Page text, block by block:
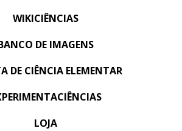
WIKICIÊNCIAS
DE IMAGENS
DE CIÊNCIA ELEMENTAR
LOJA